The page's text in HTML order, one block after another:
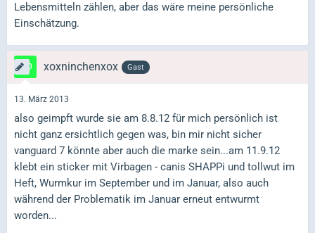
Lebensmitteln zählen, aber das wäre meine persönliche
Einschätzung.
xoxninchenxox Gast
13. März 2013
also geimpft wurde sie am 8.8.12 für mich persönlich ist
nicht ganz ersichtlich gegen was, bin mir nicht sicher
vanguard 7 könnte aber auch die marke sein...am 11.9.12
klebt ein sticker mit Virbagen - canis SHAPPi und tollwut im
Heft, Wurmkur im September und im Januar, also auch
während der Problematik im Januar erneut entwurmt
worden...